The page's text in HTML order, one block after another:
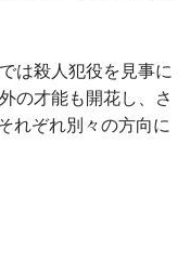
は殺人犯役を見事に
の才能も開花し、さ
れぞれ別々の方向に